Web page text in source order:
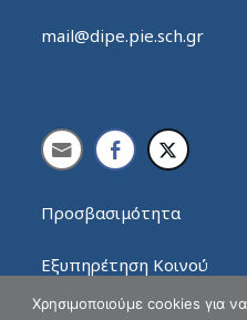
mail@dipe.pie.sch.gr
Προσβασιμότητα
Εξυπηρέτηση Κοινού
Χρησιμοποιούμε cookies για